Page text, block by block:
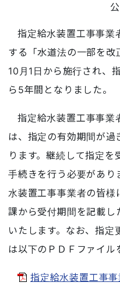
指定給水装置工事事業
する「水道法の一部を
10月1日から施行され、
ら5年間となりました。
指定給水装置工事事業
は、指定の有効期間が
ります。継続して指定
手続きを行う必要があり
水装置工事事業者の皆
課から受付期間を記載し
いたします。なお、指定
は以下のＰＤＦファイル
指定給水装置工事